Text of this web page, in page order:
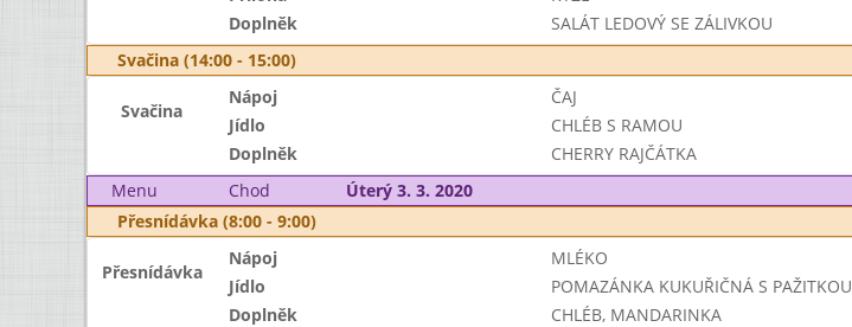
Doplněk
SALÁT LEDOVÝ SE ZÁLIVKOU
Svačina (14:00 - 15:00)
Svačina
Nápoj
ČAJ
Jídlo
CHLÉB S RAMOU
Doplněk
CHERRY RAJČÁTKA
Menu
Chod Úterý 3. 3. 2020
Přesnídávka (8:00 - 9:00)
Přesnídávka
Nápoj MLÉKO
Jídlo
POMAZÁNKA KUKUŘIČNÁ S PAŽITKOU
Doplněk
CHLÉB, MANDARINKA